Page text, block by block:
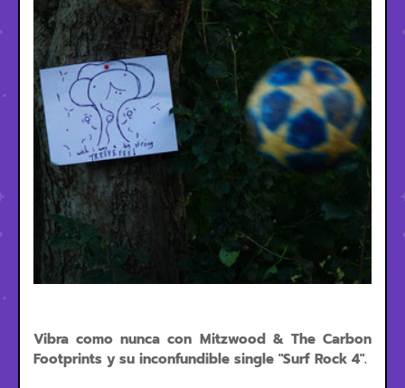
Vibra como nunca con Mitzwood & The Carbon
Footprints y su inconfundible single "Surf Rock 4".